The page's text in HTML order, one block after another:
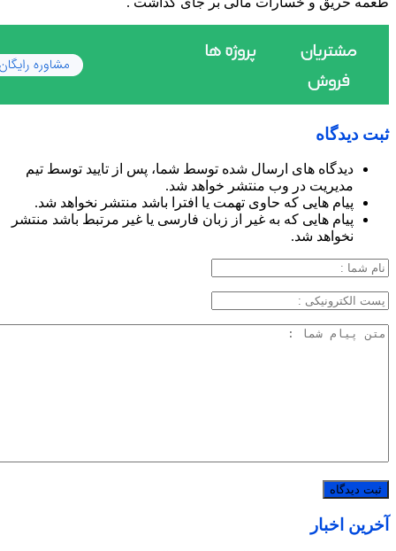
ثبت دیدگاه
دیدگاه های ارسال شده توسط شما، پس از تایید توسط تیم
مدیریت در وب منتشر خواهد شد.
پیام هایی که حاوی تهمت یا افترا باشد منتشر نخواهد شد.
پیام هایی که به غیر از زبان فارسی یا غیر مرتبط باشد منتشر
نخواهد شد.
آخرین اخبار